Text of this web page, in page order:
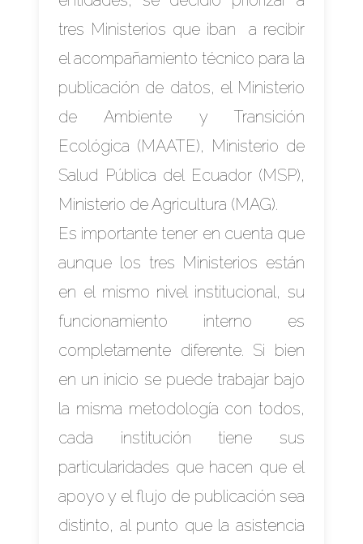
tres Ministerios que iban a recibir
el acompañamiento técnico para la
publicación de datos, el Ministerio
de Ambiente y Transición
Ecológica (MAATE), Ministerio de
Salud Pública del Ecuador (MSP),
Ministerio de Agricultura (MAG).
Es importante tener en cuenta que
aunque los tres Ministerios están
en el mismo nivel institucional, su
funcionamiento interno es
completamente diferente. Si bien
en un inicio se puede trabajar bajo
la misma metodología con todos,
cada institución tiene sus
particularidades que hacen que el
apoyo y el flujo de publicación sea
distinto, al punto que la asistencia